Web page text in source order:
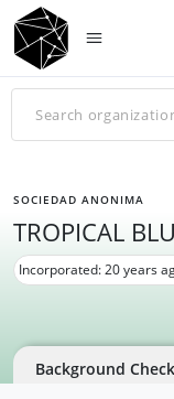
SOCIEDAD ANONIMA
TROPICAL
Incorporated: 20 years
Background Check